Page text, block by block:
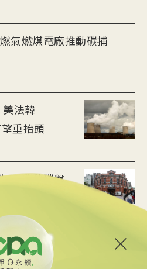
氣燃煤電廠推動碳捕
法韓
重抬頭
日 啟動碳盤
第一槍 油